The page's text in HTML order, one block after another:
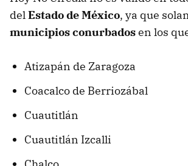
delEstado de México, ya que
municipios conurbadosen los
Atizapán de Zaragoza
Coacalco de Berriozábal
Cuautitlán
Cuautitlán Izcalli